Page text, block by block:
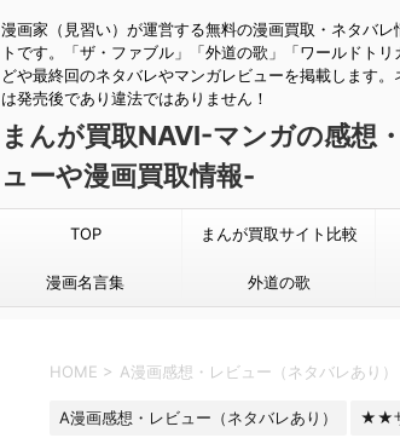
漫画家（見習い）が運営する無料の漫画買取・ネタバレ
トです。「ザ・ファブル」「外道の歌」「ワールドトリ
どや最終回のネタバレやマンガレビューを掲載します。
は発売後であり違法ではありません！
まんが買取NAVI-マンガの感想
ューや漫画買取情報-
TOP まんが買取サイト比較
漫画名言集 外道の歌
HOME > A漫画感想・レビュー（ネタバレあり）
A漫画感想・レビュー（ネタバレあり） ★★